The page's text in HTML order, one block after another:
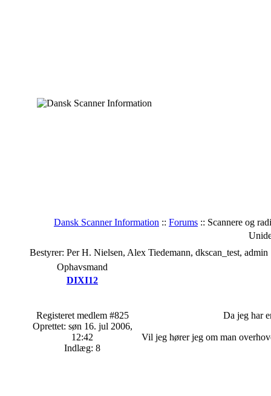
Dansk Scanner Information :: Forums :: Scannere og
Bestyrer: Per H. Nielsen, Alex Tiedemann, dkscan_test, admin
Ophavsmand
DIXI12
Registeret medlem #825
Oprettet: søn 16. jul 2006,
12:42
Indlæg: 8
Da jeg har
Vil jeg hører jeg om man